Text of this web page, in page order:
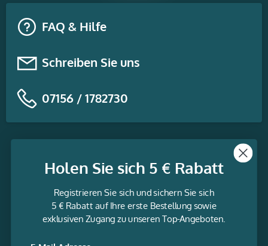
FAQ & Hilfe
Schreiben Sie uns
07156 / 1782730
Informationen
Facebook
Holen Sie sich 5 € Rabatt
Registrieren Sie sich und sichern Sie sich
5 € Rabatt auf Ihre erste Bestellung sowie
exklusiven Zugang zu unseren Top-Angeboten.